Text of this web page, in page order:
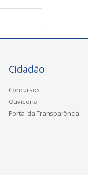
Cidadão
Concursos
Ouvidoria
Portal da Transparência